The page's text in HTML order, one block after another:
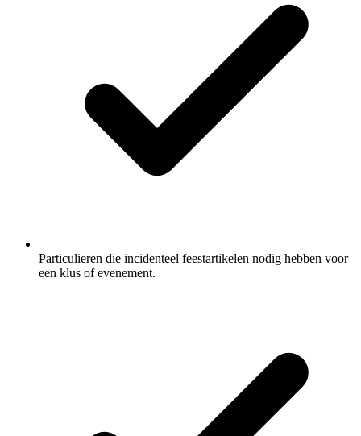
Particulieren die incidenteel feestartikelen nodig hebben voor
een klus of evenement.